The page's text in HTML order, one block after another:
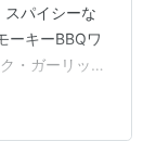
スパイシーな
ーキーBBQワ
・ガーリック
ハンバーガ
マクドナルド